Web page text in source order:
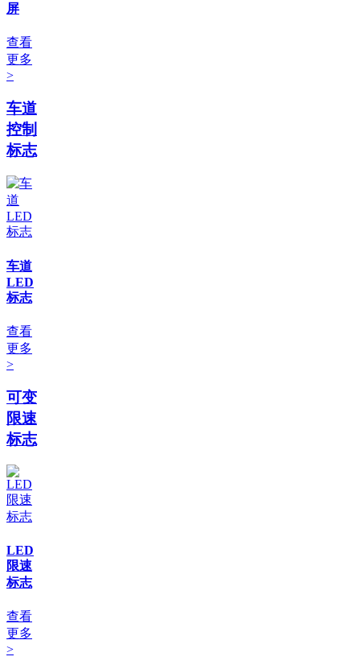
屏
查看
更多
>
车道
控制
标志
车道
LED
标志
查看
更多
>
可变
限速
标志
LED
限速
标志
查看
更多
>